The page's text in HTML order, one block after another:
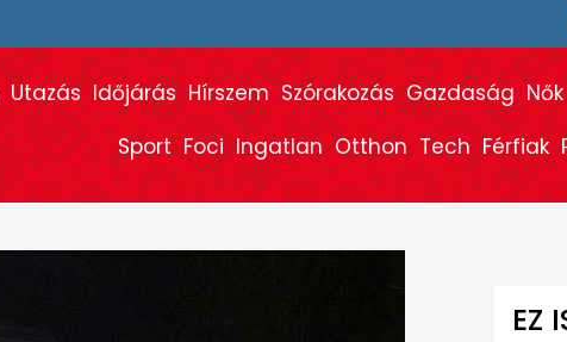
Utazás Időjárás Hírszem Szórakozás Gazdaság Nők
Sport Foci Ingatlan Otthon Tech Férfiak
EZ